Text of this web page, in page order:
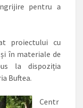
pentru a
proiectului cu
în materiale de
la dispoziția
Buftea.
Centr